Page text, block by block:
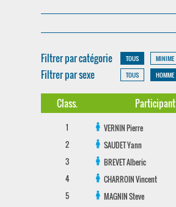
Filtrer par catégorie TOUS MINIME
Filtrer par sexe TOUS HOMME
Class. Participant
1 VERNINPierre
2
SAUDETYann
3
BREVETAlberic
4
CHARROINVincent
5
MAGNINSteve